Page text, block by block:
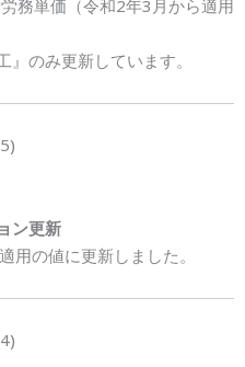
務単価（令和2年3月から適用
のみ更新しています。
ン更新
用の値に更新しました。